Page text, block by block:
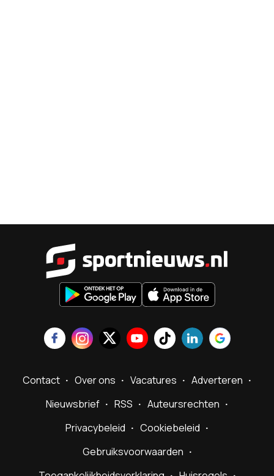
Contact Over ons Vacatures
Adverteren
Nieuwsbrief
RSS
Auteursrechten
Privacybeleid
Cookiebeleid
Gebruiksvoorwaarden